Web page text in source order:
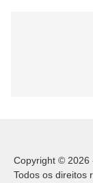
Copyright © 2026
Todos os direitos